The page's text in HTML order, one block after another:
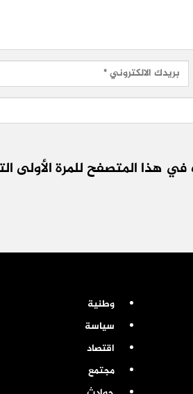
هذا المتصفح للمرة الأولى
وطنية
سياسة
اقتصاد
مجتمع